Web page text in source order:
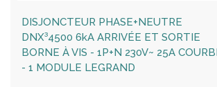
DISJONCTEUR PHASE+NEUTRE
DNX³4500 6kA ARRIVÉE ET SORTIE
BORNE À VIS - 1P+N 230V~ 25A
- 1 MODULE LEGRAND